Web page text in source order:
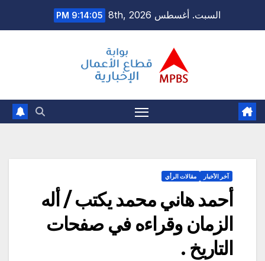
السبت. أغسطس 8th, 2026 9:14:06 PM
آخر الأخبار مقالات الرأي
أحمد هاني محمد يكتب / أله
الزمان وقراءه في صفحات
التاريخ .